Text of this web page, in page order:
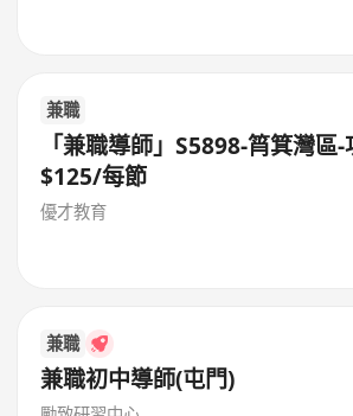
兼職
「兼職導師」S5898-筲箕灣區
$125/每節
優才教育
兼職
兼職初中導師(屯門)